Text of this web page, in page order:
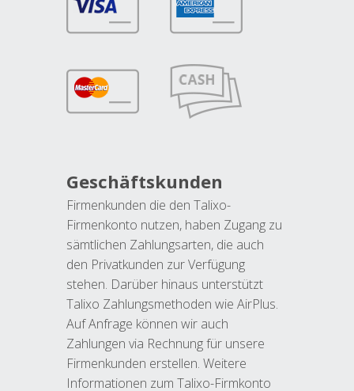
Geschäftskunden
Firmenkunden die den Talixo-
Firmenkonto nutzen, haben Zugang zu
sämtlichen Zahlungsarten, die auch
den Privatkunden zur Verfügung
stehen. Darüber hinaus unterstützt
Talixo Zahlungsmethoden wie AirPlus.
Auf Anfrage können wir auch
Zahlungen via Rechnung für unsere
Firmenkunden erstellen. Weitere
Informationen zum Talixo-Firmkonto